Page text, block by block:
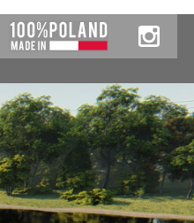
instagram